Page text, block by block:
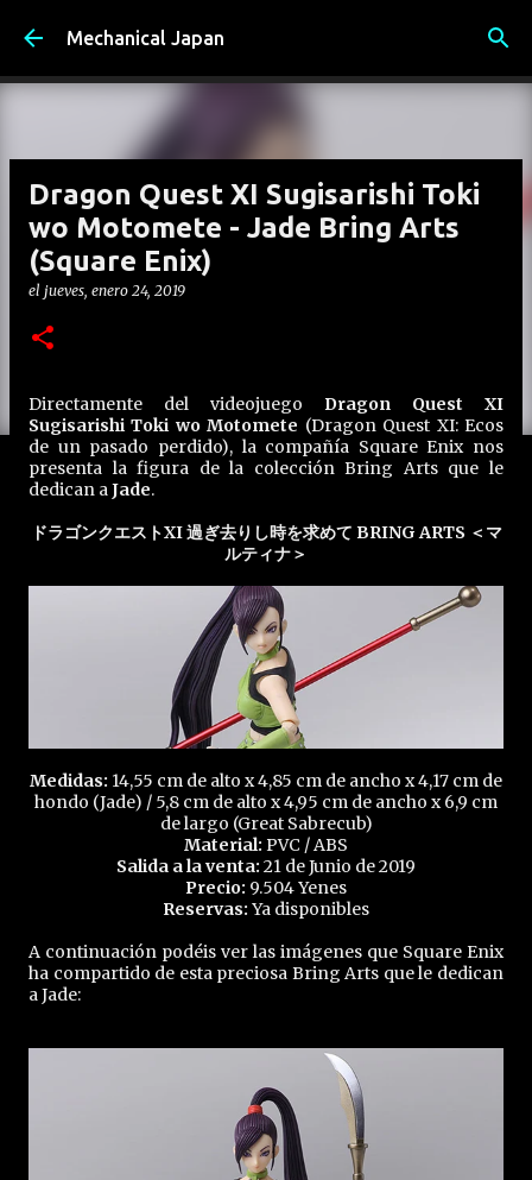
Ir al contenido principal
Mechanical Japan
Dragon Quest XI Sugisarishi Toki
wo Motomete - Jade Bring Arts
(Square Enix)
el jueves, enero 24, 2019
Directamente del videojuego Dragon Quest XI
Sugisarishi Toki wo Motomete (Dragon Quest XI: Ecos
de un pasado perdido), la compañía Square Enix nos
presenta la figura de la colección Bring Arts que le
dedican aJade.
ドラゴンクエストXI 過ぎ去りし時を求めて BRING ARTS ＜マ
ルティナ＞
Medidas: 14,55 cm de alto x 4,85 cm de ancho x 4,17 cm de
hondo (Jade) / 5,8 cm de alto x 4,95 cm de ancho x 6,9 cm
de largo (Great Sabrecub)
Material: PVC / ABS
Salida a la venta: 21 de Junio de 2019
Precio: 9.504 Yenes
Reservas: Ya disponibles
A continuación podéis ver las imágenes que Square Enix
ha compartido de esta preciosa Bring Arts que le dedican
a Jade: